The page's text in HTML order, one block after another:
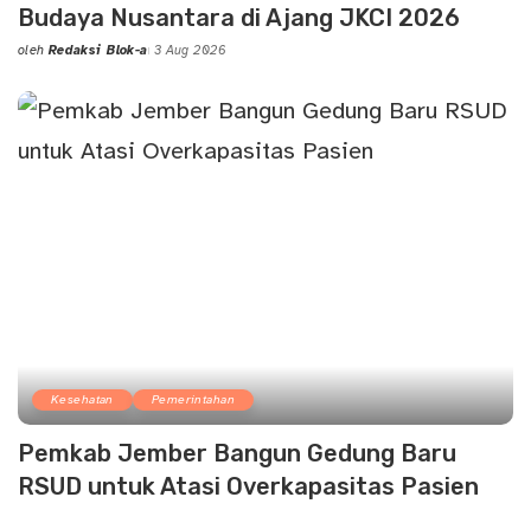
Budaya Nusantara di Ajang JKCI 2026
Posted
oleh Redaksi Blok-a 3 Aug 2026
Kesehatan Pemerintahan
Pemkab Jember Bangun Gedung Baru
RSUD untuk Atasi Overkapasitas Pasien